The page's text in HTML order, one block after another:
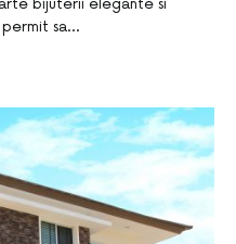
bijuterii elegante si
permit sa…